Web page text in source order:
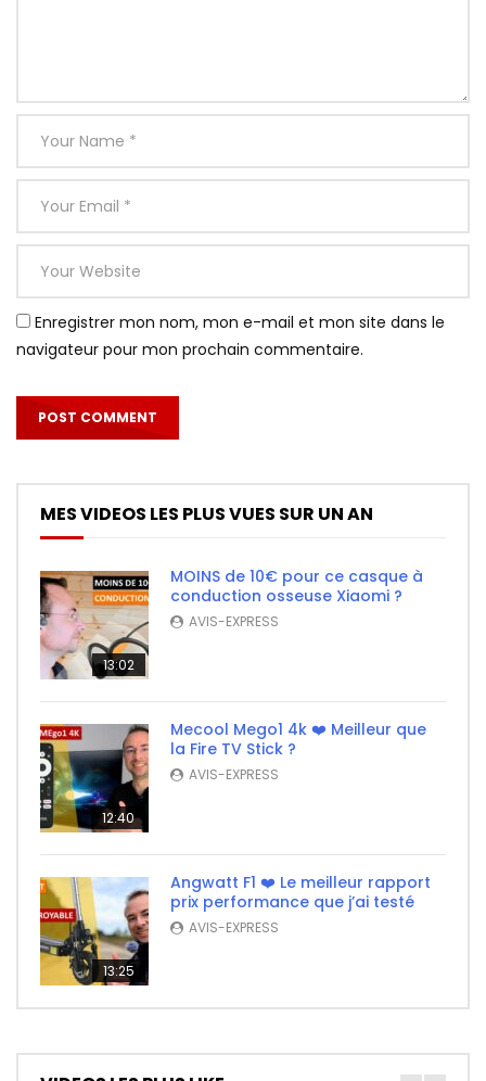
Enregistrer mon nom, mon e-mail et mon site dans le
navigateur pour mon prochain commentaire.
MES VIDEOS LES PLUS VUES SUR UN AN
13:02
MOINS de 10€ pour ce casque à
conduction osseuse Xiaomi ?
AVIS-EXPRESS
12:40
Mecool Mego1 4k ❤️ Meilleur que
la Fire TV Stick ?
AVIS-EXPRESS
13:25
Angwatt F1 ❤️ Le meilleur rapport
prix performance que j’ai testé
AVIS-EXPRESS